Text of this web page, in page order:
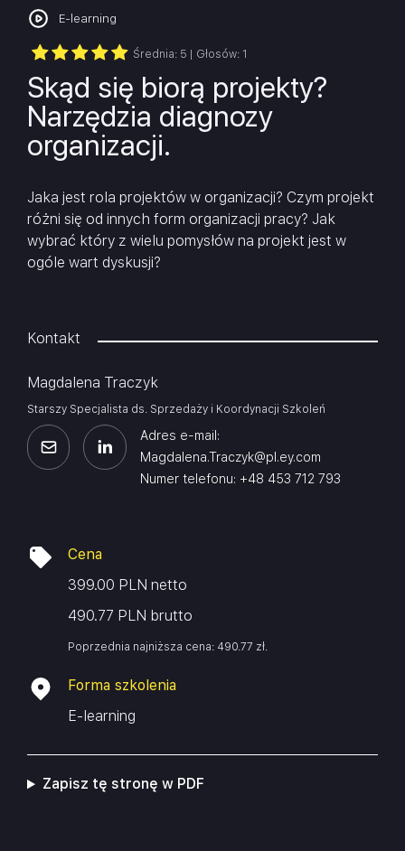
E-learning
Średnia: 5 | Głosów: 1
Skąd się biorą projekty?
Narzędzia diagnozy
organizacji.
Jaka jest rola projektów w organizacji? Czym projekt
różni się od innych form organizacji pracy? Jak
wybrać który z wielu pomysłów na projekt jest w
ogóle wart dyskusji?
Kontakt
Magdalena Traczyk
Starszy Specjalista ds. Sprzedaży i Koordynacji Szkoleń
Adres e-mail:
Magdalena.Traczyk@pl.ey.com
Numer telefonu: +48 453 712 793
Cena
399.00 PLN netto
490.77 PLN brutto
Poprzednia najniższa cena: 490.77 zł.
Forma szkolenia
E-learning
Zapisz tę stronę w PDF